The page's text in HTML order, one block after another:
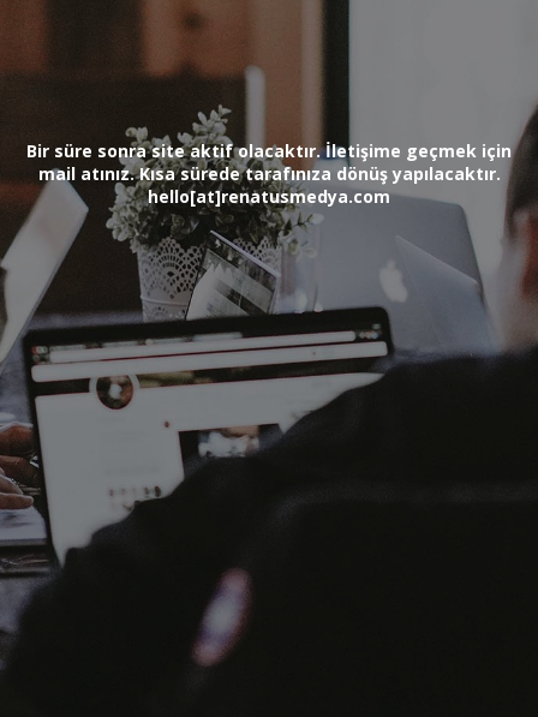
Bir süre sonra site aktif olacaktır. İletişime geçmek için
mail atınız. Kısa sürede tarafınıza dönüş yapılacaktır.
hello[at]renatusmedya.com